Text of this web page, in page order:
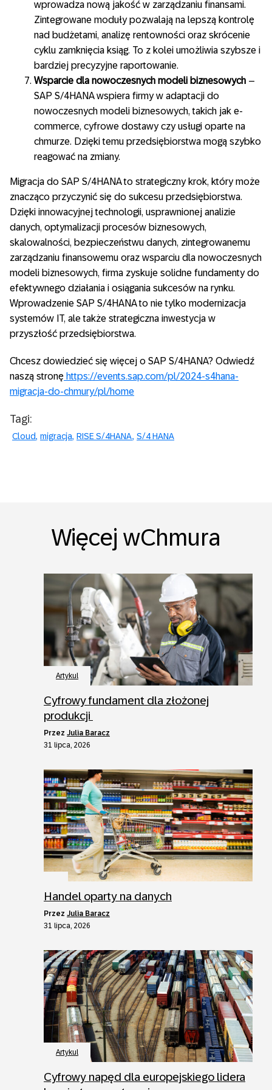
wprowadza nową jakość w zarządzaniu finansami.
Zintegrowane moduły pozwalają na lepszą kontrolę
nad budżetami, analizę rentowności oraz skrócenie
cyklu zamknięcia ksiąg. To z kolei umożliwia szybsze i
bardziej precyzyjne raportowanie.
Wsparcie dla nowoczesnych modeli biznesowych –
SAP S/4HANA wspiera firmy w adaptacji do
nowoczesnych modeli biznesowych, takich jak e-
commerce, cyfrowe dostawy czy usługi oparte na
chmurze. Dzięki temu przedsiębiorstwa mogą szybko
reagować na zmiany.
Migracja do SAP S/4HANA to strategiczny krok, który może
znacząco przyczynić się do sukcesu przedsiębiorstwa.
Dzięki innowacyjnej technologii, usprawnionej analizie
danych, optymalizacji procesów biznesowych,
skalowalności, bezpieczeństwu danych, zintegrowanemu
zarządzaniu finansowemu oraz wsparciu dla nowoczesnych
modeli biznesowych, firma zyskuje solidne fundamenty do
efektywnego działania i osiągania sukcesów na rynku.
Wprowadzenie SAP S/4HANA to nie tylko modernizacja
systemów IT, ale także strategiczna inwestycja w
przyszłość przedsiębiorstwa.
Chcesz dowiedzieć się więcej o SAP S/4HANA? Odwiedź
naszą stronę https://events.sap.com/pl/2024-s4hana-
migracja-do-chmury/pl/home
Tagi:
Cloud migracja RISE S/4HANA S/4 HANA
Więcej wChmura
Artykul
Cyfrowy fundament dla złożonej
produkcji
przez Julia Baracz
31 lipca, 2026
Handel oparty na danych
przez Julia Baracz
31 lipca, 2026
Artykul
Cyfrowy napęd dla europejskiego lidera